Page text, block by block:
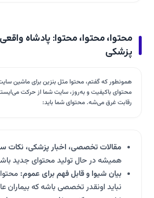
محتوا، محتوا، محتوا: پادشاه
پزشکی
همونطور که گفتم، محتوا مثل بنزین برای ماشین
محتوای باکیفیت و به‌روز، سایت شما از حرکت
رقابت غرق می‌شه. محتوای شما باید:
مقالات تخصصی، اخبار پزشکی، نکات
همیشه در حال تولید محتوای جدید
بیان شیوا و قابل فهم برای عموم:
نباید اونقدر تخصصی باشه که بیماران